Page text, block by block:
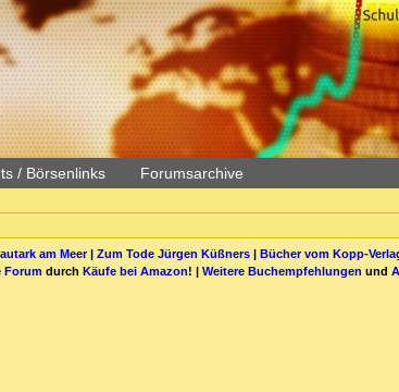
/ Börsenlinks Forumsarchive
am Meer| Zum Tode Jürgen Küßners| Bücher vom Kopp-
Forum durch Käufe bei Amazon! | Weitere Buchempfehlungen und